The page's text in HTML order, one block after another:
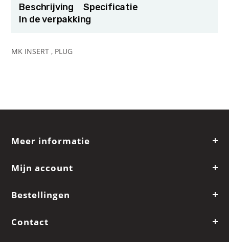
Beschrijving
Specificatie
In de verpakking
MK INSERT , PLUG
Meer informatie
Mijn account
Bestellingen
Contact